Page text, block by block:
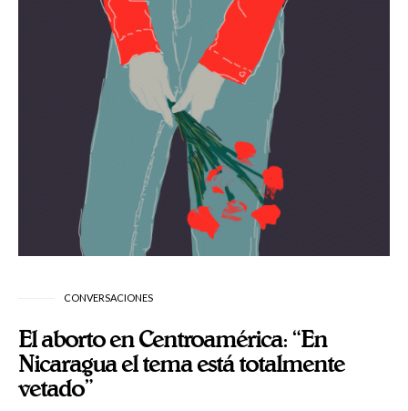
CONVERSACIONES
El aborto en Centroamérica: “En
Nicaragua el tema está totalmente
vetado”